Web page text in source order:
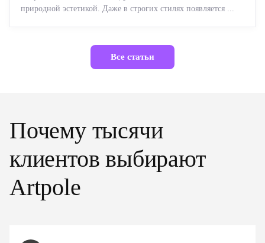
природной эстетикой. Даже в строгих стилях появляется ...
Все статьи
Почему тысячи
клиентов выбирают
Artpole